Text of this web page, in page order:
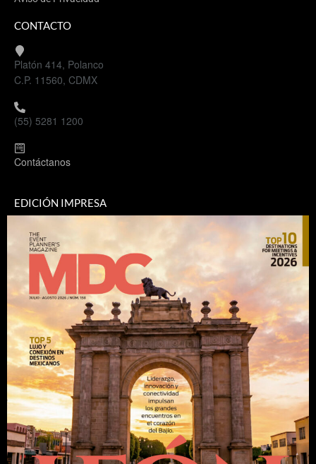
CONTACTO
Platón 414, Polanco
C.P. 11560, CDMX
(55) 5281 1200
Contáctanos
EDICIÓN IMPRESA